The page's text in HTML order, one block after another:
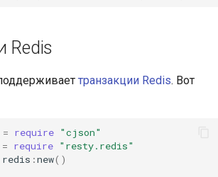
Redis
транзакции Redis. Вот
= require "cjson"
= require "resty.redis"
redis :new()